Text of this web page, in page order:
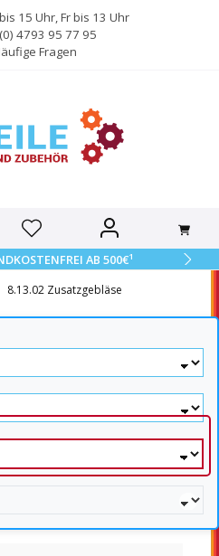
15 Uhr, Fr bis 13 Uhr
4793 95 77 95
Fragen
AB 500€1
8.13.02 Zusatzgebläse